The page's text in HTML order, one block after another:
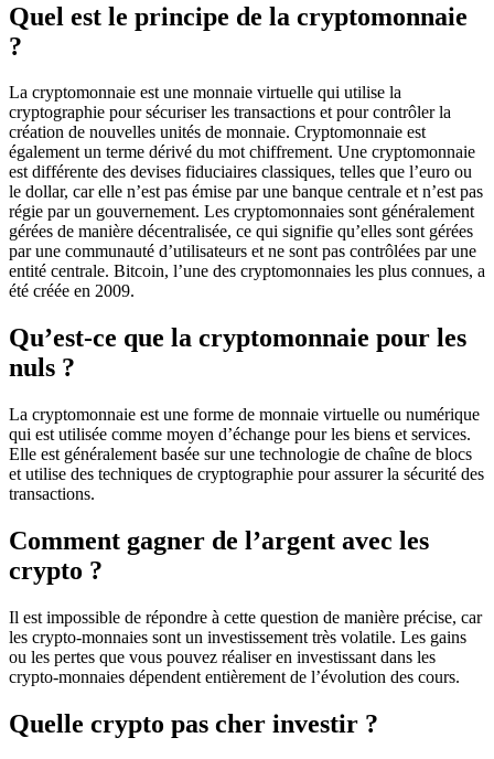
Quel est le principe de la cryptomonnaie
?
La cryptomonnaie est une monnaie virtuelle qui utilise la
cryptographie pour sécuriser les transactions et pour contrôler la
création de nouvelles unités de monnaie. Cryptomonnaie est
également un terme dérivé du mot chiffrement. Une cryptomonnaie
est différente des devises fiduciaires classiques, telles que l’euro ou
le dollar, car elle n’est pas émise par une banque centrale et n’est pas
régie par un gouvernement. Les cryptomonnaies sont généralement
gérées de manière décentralisée, ce qui signifie qu’elles sont gérées
par une communauté d’utilisateurs et ne sont pas contrôlées par une
entité centrale. Bitcoin, l’une des cryptomonnaies les plus connues, a
été créée en 2009.
Qu’est-ce que la cryptomonnaie pour les
nuls ?
La cryptomonnaie est une forme de monnaie virtuelle ou numérique
qui est utilisée comme moyen d’échange pour les biens et services.
Elle est généralement basée sur une technologie de chaîne de blocs
et utilise des techniques de cryptographie pour assurer la sécurité des
transactions.
Comment gagner de l’argent avec les
crypto ?
Il est impossible de répondre à cette question de manière précise, car
les crypto-monnaies sont un investissement très volatile. Les gains
ou les pertes que vous pouvez réaliser en investissant dans les
crypto-monnaies dépendent entièrement de l’évolution des cours.
Quelle crypto pas cher investir ?